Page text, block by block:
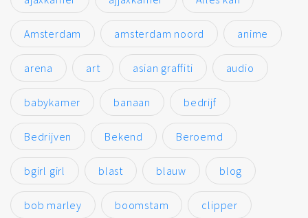
Amsterdam amsterdam noord anime
arena art asian graffiti audio
babykamer banaan bedrijf
Bedrijven Bekend Beroemd
bgirl girl blast blauw blog
bob marley boomstam clipper